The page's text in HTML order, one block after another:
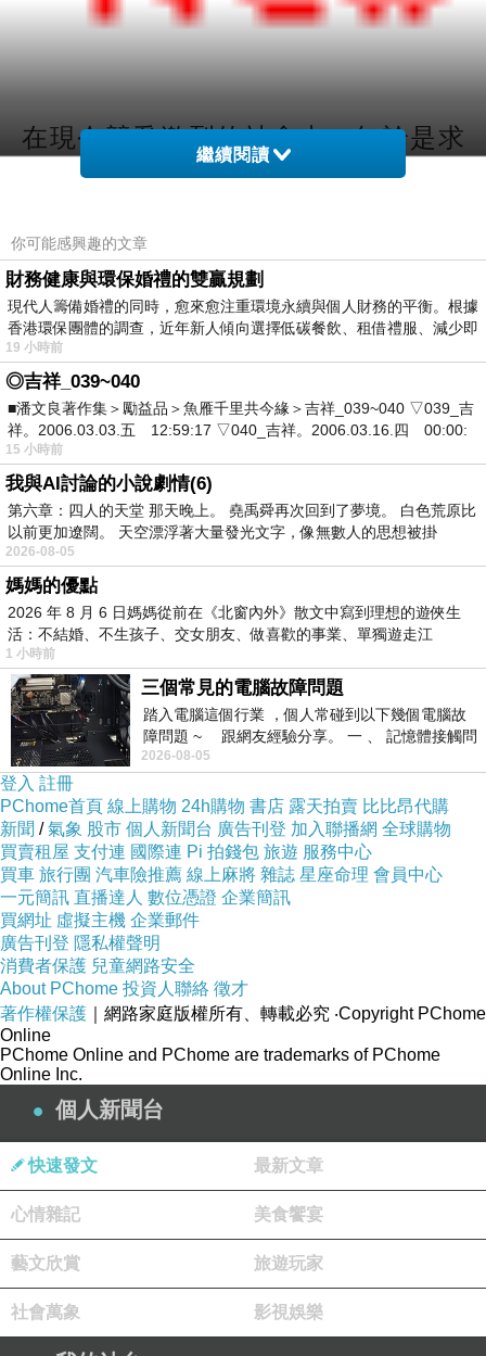
在現今競爭激烈的社會中，無論是求
職、晉升、創業還是升學，擁有相關的
的關鍵。然而，對於一些忙於工作或生
活的人士而言，取得這些文件可能是一
項困難的挑戰。在這裡，我們提供專業
且合法的代辦服務，幫助您快速獲得所
需的學歷與證照，為您的未來鋪平道
路。
提供的服務項目
我們專注於代辦各類學歷與證照，涵蓋
範圍廣泛，包括但不限於以下項目：
畢業證書：高中、高職、專科、大學、
研究所等各級學歷。
語言檢定：如多益（TOEIC）及其他
英語檢定證書。
專業證照與執照：適用於各行各業的專
業資格證明。
無論您需要的是國內還是國外的相關文
件，我們都能以專業的態度和高效的速
度，為您提供滿意的服務。
為什麼選擇我們？
合法與專業：我們的服務遵循合法規
範，確保文件真實有效，讓您無後顧之
憂。
快速高效：深知時間對於成功的重要
性，我們以最快的速度完成您的需求。
資料保密：我們非常重視客戶的隱私，
採取嚴密的保密措施，確保您的個人資
料不會外洩。
辦理方式
若您有需求，請通過電子郵件與我們聯
繫。我們的聯絡方式如下：
聯絡信箱：yutuxdaew@yahoo.com.tw
繼續閱讀
你可能感興趣的文章
財務健康與環保婚禮的雙贏規劃
現代人籌備婚禮的同時，愈來愈注重環境永續與個人財務的平衡。根據
香港環保團體的調查，近年新人傾向選擇低碳餐飲、租借禮服、減少即
19 小時前
◎吉祥_039~040
■潘文良著作集＞勵益品＞魚雁千里共今緣＞吉祥_039~040 ▽039_吉
祥。2006.03.03.五 12:59:17 ▽040_吉祥。2006.03.16.四 00:00:
15 小時前
我與AI討論的小說劇情(6)
第六章：四人的天堂 那天晚上。 堯禹舜再次回到了夢境。 白色荒原比
以前更加遼闊。 天空漂浮著大量發光文字，像無數人的思想被掛
2026-08-05
媽媽的優點
2026 年 8 月 6 日媽媽從前在《北窗內外》散文中寫到理想的遊俠生
活：不結婚、不生孩子、交女朋友、做喜歡的事業、單獨遊走江
湖⋯⋯，
1 小時前
三個常見的電腦故障問題
踏入電腦這個行業 ，個人常碰到以下幾個電腦故
障問題 ~ 跟網友經驗分享。 一 、 記憶體接觸問
題 : 記憶體即
2026-08-05
登入 註冊
PChome首頁 線上購物 24h購物 書店 露天拍賣 比比昂代購
新聞 /氣象 股市 個人新聞台 廣告刊登 加入聯播網 全球購物
買賣租屋 支付連 國際連 Pi 拍錢包 旅遊 服務中心
買車 旅行團 汽車險推薦 線上麻將 雜誌 星座命理 會員中心
一元簡訊 直播達人 數位憑證 企業簡訊
買網址 虛擬主機 企業郵件
廣告刊登 隱私權聲明
消費者保護 兒童網路安全
About PChome 投資人聯絡 徵才
著作權保護 ｜網路家庭版權所有、轉載必究 ‧Copyright PChome
Online
PChome Online and PChome are trademarks of PChome
Online Inc.
個人新聞台
快速發文 最新文章
心情雜記 美食饗宴
藝文欣賞 旅遊玩家
社會萬象 影視娛樂